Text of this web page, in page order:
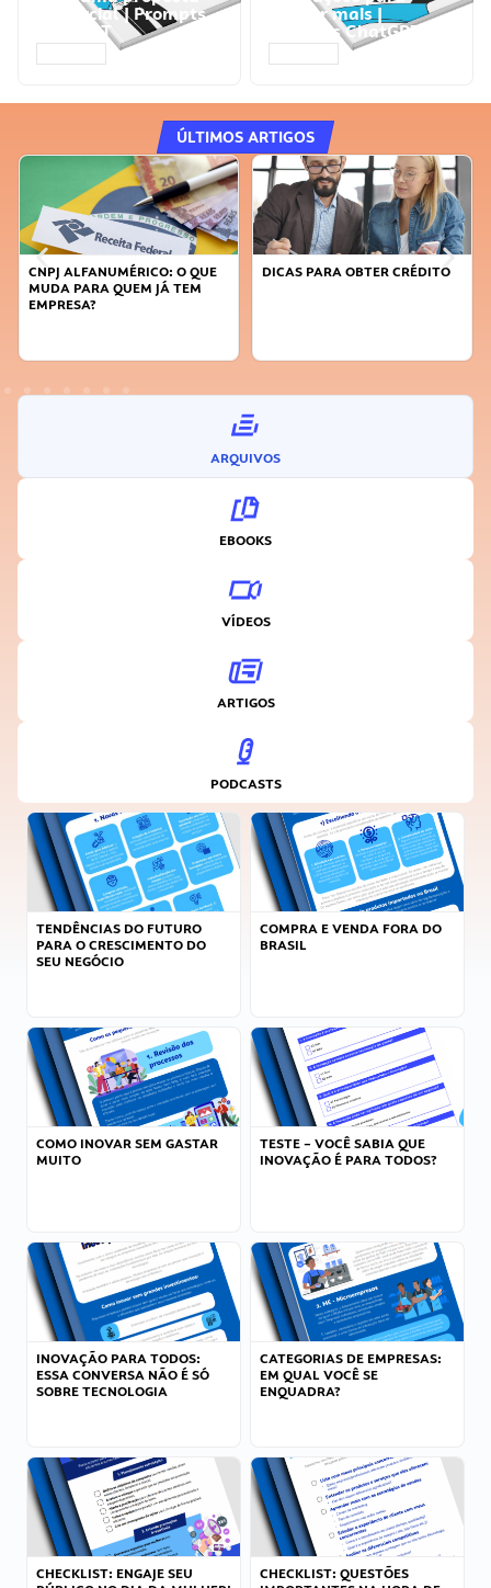
comercial | Prompts
ChatGPT
vender mais |
Prompts ChatGPT
ÚLTIMOS ARTIGOS
DICAS PARA OBTER CRÉDITO
FAÇA A DIFERENÇA: SEJA
ARQUIVOS
EBOOKS
VÍDEOS
ARTIGOS
PODCASTS
TENDÊNCIAS DO FUTURO
PARA O CRESCIMENTO DO
SEU NEGÓCIO
COMPRA E VENDA FORA DO
BRASIL
COMO INOVAR SEM GASTAR
MUITO
TESTE – VOCÊ SABIA QUE
INOVAÇÃO É PARA TODOS?
INOVAÇÃO PARA TODOS:
ESSA CONVERSA NÃO É SÓ
SOBRE TECNOLOGIA
CATEGORIAS DE EMPRESAS:
EM QUAL VOCÊ SE
ENQUADRA?
CHECKLIST: ENGAJE SEU
CHECKLIST: QUESTÕES